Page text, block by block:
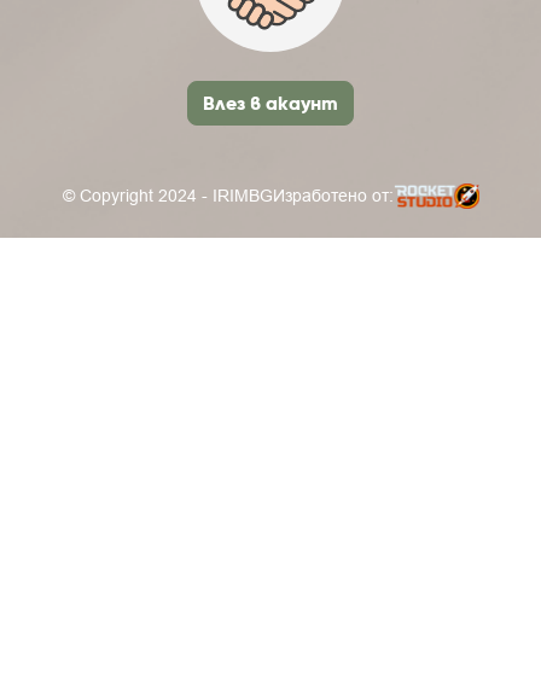
Влез в акаунт
© Copyright 2024 - IRIMBGИзработено от: